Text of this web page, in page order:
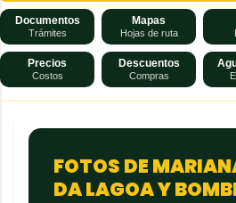
Documentos
Trámites
Mapas
Hojas de ruta
Precios
Costos
Descuentos
Compras
FOTOS DE
DA LAGOA Y